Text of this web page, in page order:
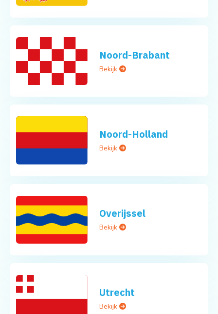
Noord-Brabant
Bekijk
Noord-Holland
Bekijk
Overijssel
Bekijk
Utrecht
Bekijk